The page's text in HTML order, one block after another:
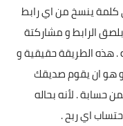
ينسخ من اي رابط
بلصق الرابط و مشاركتة
. هذه الطريقة حقيقية و
هو ان يقوم صديقك
حسابة . لأنه بحاله
اي ربح .